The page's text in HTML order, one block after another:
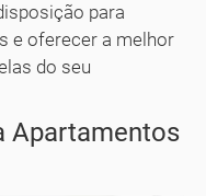
para
e oferecer a melhor
do seu
Apartamentos